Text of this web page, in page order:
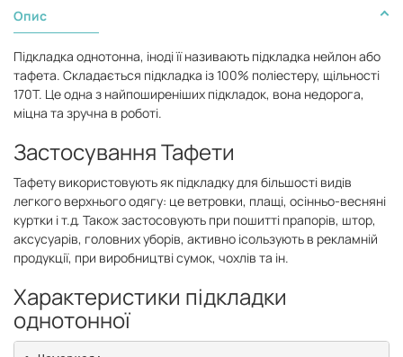
Опис
Підкладка однотонна, іноді її називають підкладка нейлон або
тафета. Складається підкладка із 100% поліестеру, щільності
170Т. Це одна з найпоширеніших підкладок, вона недорога,
міцна та зручна в роботі.
Застосування Тафети
Тафету використовують як підкладку для більшості видів
легкого верхнього одягу: це ветровки, плащі, осінньо-весняні
куртки і т.д. Також застосовують при пошитті прапорів, штор,
аксусуарів, головних уборів, активно ісользують в рекламній
продукції, при виробництві сумок, чохлів та ін.
Характеристики підкладки
однотонної